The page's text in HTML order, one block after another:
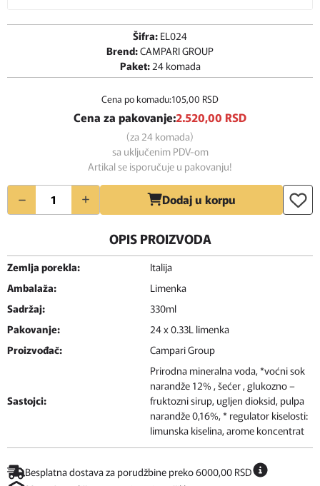
Šifra: EL024
Brend:CAMPARI GROUP
Paket:24 komada
Cena po komadu:105,00 RSD
Cena za pakovanje:2.520,00 RSD
(za 24 komada)
sa uključenim PDV-om
Artikal se isporučuje u pakovanju!
Količina Dodaj u korpu
OPIS PROIZVODA
Zemlja porekla:
Italija
Ambalaža:
Limenka
Sadržaj:
330ml
Pakovanje:
24 x 0.33L limenka
Proizvođač:
Campari Group
Sastojci:
Prirodna mineralna voda, *voćni sok
narandže 12% , šećer , glukozno –
fruktozni sirup, ugljen dioksid, pulpa
narandže 0,16%, * regulator kiselosti:
limunska kiselina, arome koncentrat
Besplatna dostava za porudžbine preko 6000,00 RSD